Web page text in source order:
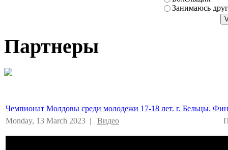
Занимаюсь
Партнеры
Чемпионат Молдовы среди молодежи 17-18 лет. г. Бельцы.
Monday, 13 March 2023 | Видео